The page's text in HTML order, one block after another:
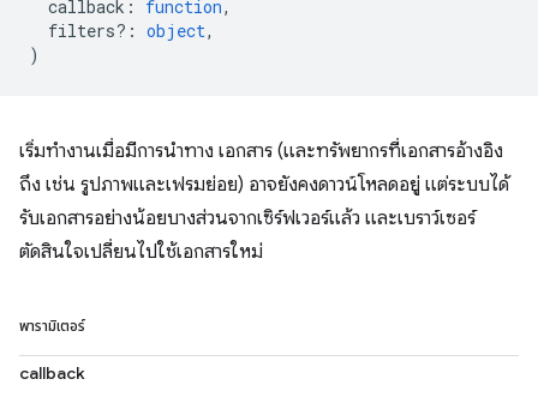
callback : function,
filters? : object,
)
เริ่มทำงานเมื่อมีการนำทาง เอกสาร (และทรัพยากรที่เอกสารอ้างอิง
ถึง เช่น รูปภาพและเฟรมย่อย) อาจยังคงดาวน์โหลดอยู่ แต่ระบบได้
รับเอกสารอย่างน้อยบางส่วนจากเซิร์ฟเวอร์แล้ว และเบราว์เซอร์
ตัดสินใจเปลี่ยนไปใช้เอกสารใหม่
พารามิเตอร์
callback